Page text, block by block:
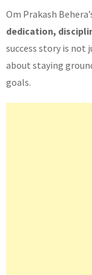
Om Prakash
dedication,
success story is not
about staying
goals.